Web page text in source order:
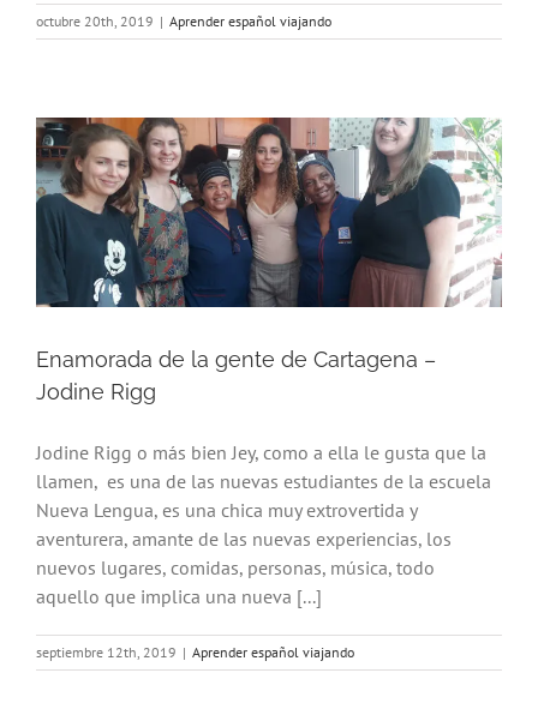
octubre 20th, 2019 | Aprender español viajando
Enamorada de la gente de Cartagena –
Jodine Rigg
Jodine Rigg o más bien Jey, como a ella le gusta que la
llamen, es una de las nuevas estudiantes de la escuela
Nueva Lengua, es una chica muy extrovertida y
aventurera, amante de las nuevas experiencias, los
nuevos lugares, comidas, personas, música, todo
aquello que implica una nueva [...]
septiembre 12th, 2019 | Aprender español viajando